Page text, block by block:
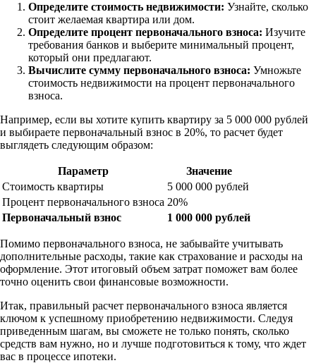
Определите стоимость недвижимости: Узнайте, сколько
стоит желаемая квартира или дом.
Определите процент первоначального взноса: Изучите
требования банков и выберите минимальный процент,
который они предлагают.
Вычислите сумму первоначального взноса: Умножьте
стоимость недвижимости на процент первоначального
взноса.
Например, если вы хотите купить квартиру за 5 000 000 рублей
и выбираете первоначальный взнос в 20%, то расчет будет
выглядеть следующим образом:
Параметр
Значение
Стоимость квартиры
5 000 000 рублей
Процент первоначального взноса 20%
Первоначальный взнос
1 000 000 рублей
Помимо первоначального взноса, не забывайте учитывать
дополнительные расходы, такие как страхование и расходы на
оформление. Этот итоговый объем затрат поможет вам более
точно оценить свои финансовые возможности.
Итак, правильный расчет первоначального взноса является
ключом к успешному приобретению недвижимости. Следуя
приведенным шагам, вы сможете не только понять, сколько
средств вам нужно, но и лучше подготовиться к тому, что ждет
вас в процессе ипотеки.